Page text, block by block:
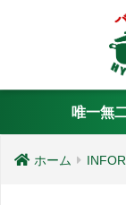
唯一無
ホーム